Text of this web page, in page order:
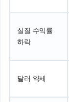
실질 수익률
하락
달러 약세